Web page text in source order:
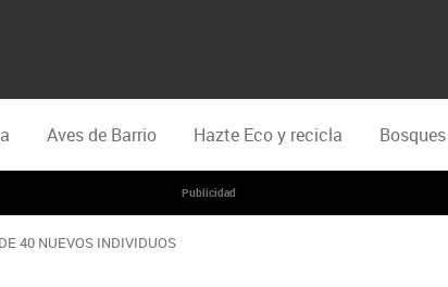
Aves de Barrio Hazte Eco y recicla Bosques
Publicidad
40 NUEVOS INDIVIDUOS